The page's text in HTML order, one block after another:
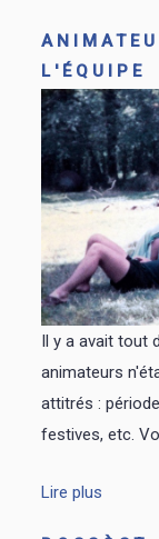
L'ÉQUIPE
Il y a avait tout
animateurs
attitrés :
festives, etc.
Lire plus